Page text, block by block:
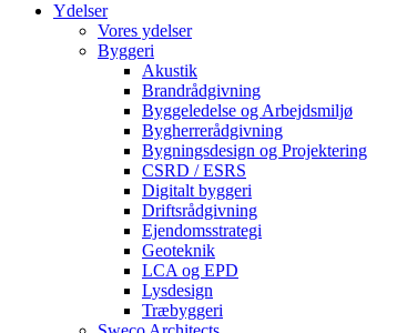
Ydelser
Vores ydelser
Byggeri
Akustik
Brandrådgivning
Byggeledelse og Arbejdsmiljø
Bygherrerådgivning
Bygningsdesign og Projektering
CSRD / ESRS
Digitalt byggeri
Driftsrådgivning
Ejendomsstrategi
Geoteknik
LCA og EPD
Lysdesign
Træbyggeri